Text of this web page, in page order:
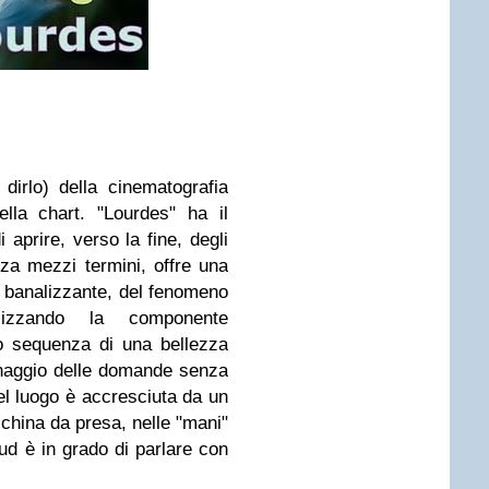
della cinematografia
chart. "Lourdes" ha il
aprire, verso la fine, degli
mezzi termini, offre una
del fenomeno
la componente
di una bellezza
delle domande senza
luogo è accresciuta da un
da presa, nelle "mani"
è in grado di parlare con